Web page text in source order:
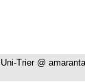
Uni-Trier @